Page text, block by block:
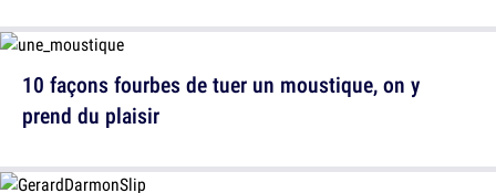
10 façons fourbes de tuer un moustique, on y
prend du plaisir